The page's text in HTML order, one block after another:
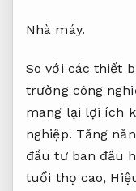
Nhà máy.
So với các thiết
trường công
mang lại lợi ích
nghiệp. Tăng
đầu tư ban đầu
tuổi thọ cao,